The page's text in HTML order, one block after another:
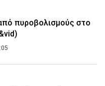
πυροβολισμούς στο